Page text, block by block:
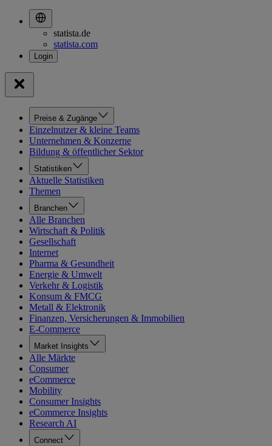
statista.de
statista.com
Preise & Zugänge
Einzelnutzer & kleine Teams
Unternehmen & Konzerne
Bildung & öffentlicher Sektor
Statistiken
Aktuelle Statistiken
Themen
Branchen
Alle Branchen
Wirtschaft & Politik
Gesellschaft
Internet
Pharma & Gesundheit
Energie & Umwelt
Verkehr & Logistik
Konsum & FMCG
Metall & Elektronik
Finanzen, Versicherungen & Immobilien
E-Commerce
Market Insights
Alle Märkte
Consumer
eCommerce
Mobility
Consumer Insights
eCommerce Insights
Research AI
Connect